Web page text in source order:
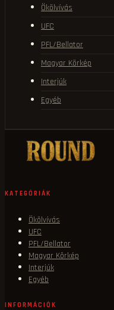
Ökölvívás
UFC
PFL/Bellator
Magyar Körkép
Interjúk
Egyéb
KATEGÓRIÁK
Ökölvívás
UFC
PFL/Bellator
Magyar Körkép
Interjúk
Egyéb
INFORMÁCIÓK